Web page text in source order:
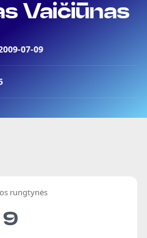
Vaičiūnas
07-09
rungtynės
9